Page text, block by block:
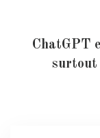
ChatGPT
surtout